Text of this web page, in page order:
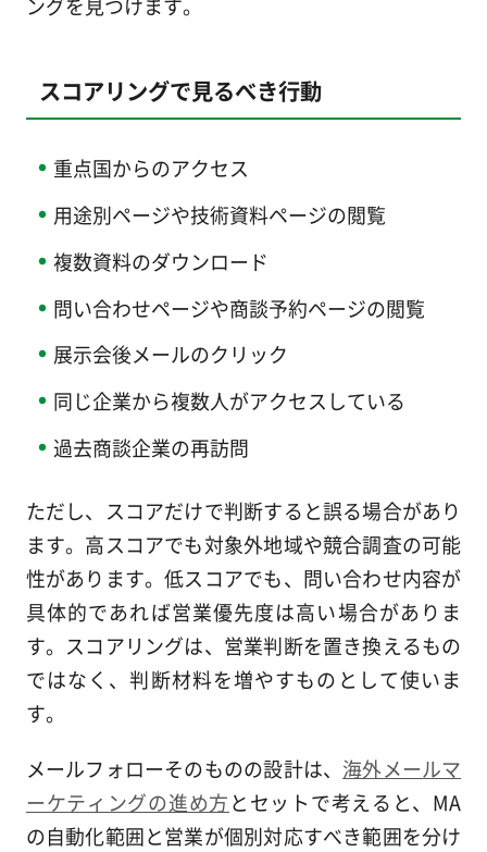
スコアリングで見るべき行動
重点国からのアクセス
用途別ページや技術資料ページの閲覧
複数資料のダウンロード
問い合わせページや商談予約ページの閲覧
展示会後メールのクリック
同じ企業から複数人がアクセスしている
過去商談企業の再訪問
ただし、スコアだけで判断すると誤る場合があり
ます。高スコアでも対象外地域や競合調査の可能
性があります。低スコアでも、問い合わせ内容が
具体的であれば営業優先度は高い場合がありま
す。スコアリングは、営業判断を置き換えるもの
ではなく、判断材料を増やすものとして使いま
す。
メールフォローそのものの設計は、 海外メールマ
ーケティングの進め方とセットで考えると、MA
の自動化範囲と営業が個別対応すべき範囲を分け